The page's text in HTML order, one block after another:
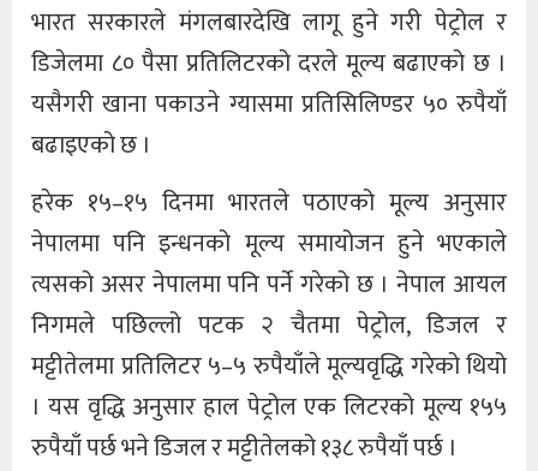
भारत सरकारले मंगलबारदेखि लागू हुने गरी पेट्रोल र
डिजेलमा ८० पैसा प्रतिलिटरको दरले मूल्य बढाएको छ ।
यसैगरी खाना पकाउने ग्यासमा प्रतिसिलिण्डर ५० रुपैयाँ
बढाइएको छ ।
हरेक १५–१५ दिनमा भारतले पठाएको मूल्य अनुसार
नेपालमा पनि इन्धनको मूल्य समायोजन हुने भएकाले
त्यसको असर नेपालमा पनि पर्ने गरेको छ । नेपाल आयल
निगमले पछिल्लो पटक २ चैतमा पेट्रोल, डिजल र
मट्टीतेलमा प्रतिलिटर ५–५ रुपैयाँले मूल्यवृद्धि गरेको थियो
। यस वृद्धि अनुसार हाल पेट्रोल एक लिटरको मूल्य १५५
रुपैयाँ पर्छ भने डिजल र मट्टीतेलको १३८ रुपैयाँ पर्छ ।